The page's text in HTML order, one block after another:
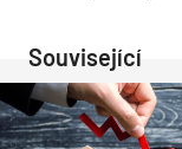
Související